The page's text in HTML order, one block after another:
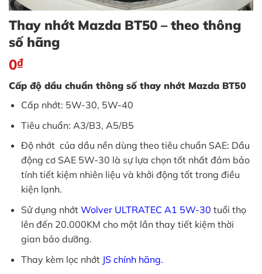
Thay nhớt Mazda BT50 – theo thông
số hãng
0₫
Cấp độ dầu chuẩn thông số thay nhớt Mazda BT50
Cấp nhớt: 5W-30, 5W-40
Tiêu chuẩn: A3/B3, A5/B5
Độ nhớt của dầu nền dùng theo tiêu chuẩn SAE: Dầu
động cơ SAE 5W-30 là sự lựa chọn tốt nhất đảm bảo
tính tiết kiệm nhiên liệu và khởi động tốt trong điều
kiện lạnh.
Sử dụng nhớt Wolver ULTRATEC A1 5W-30 tuổi thọ
lên đến 20.000KM cho một lần thay tiết kiệm thời
gian bảo dưỡng.
Thay kèm lọc nhớt JS chính hãng.